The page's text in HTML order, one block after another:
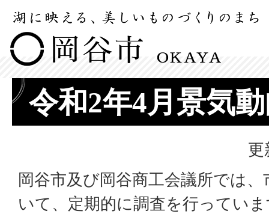
令和2年4月景気
更
岡谷市及び岡谷商工会議所では
いて、定期的に調査を行ってい